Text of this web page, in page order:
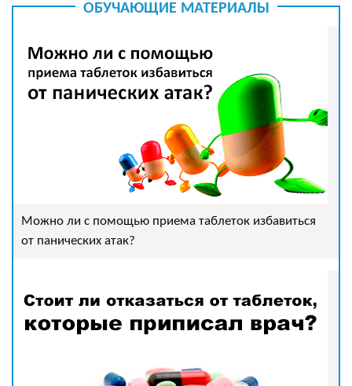
ОБУЧАЮЩИЕ МАТЕРИАЛЫ
Можно ли с помощью приема таблеток избавиться
от панических атак?